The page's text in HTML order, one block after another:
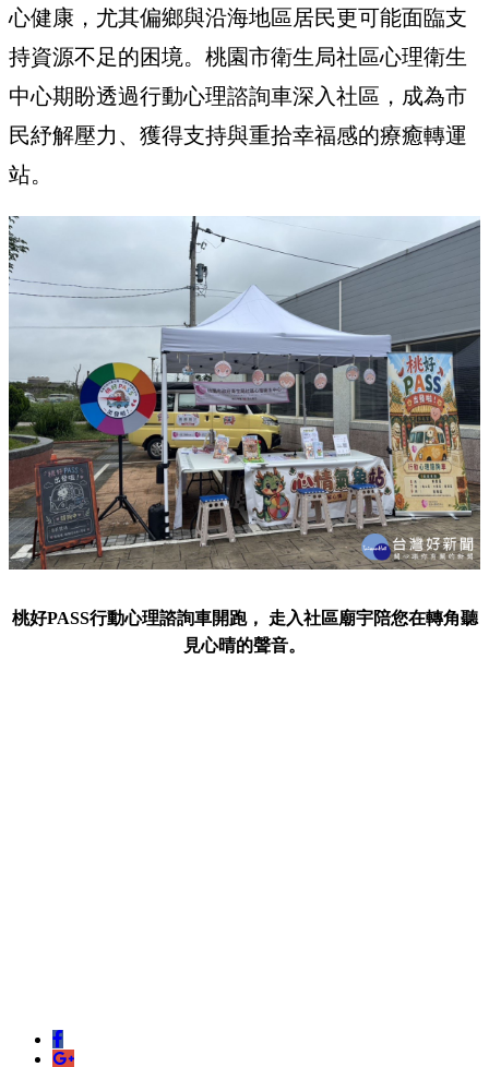
心健康，尤其偏鄉與沿海地區居民更可能面臨支
持資源不足的困境。桃園市衛生局社區心理衛生
中心期盼透過行動心理諮詢車深入社區，成為市
民紓解壓力、獲得支持與重拾幸福感的療癒轉運
站。
桃好PASS行動心理諮詢車開跑， 走入社區廟宇陪您在轉角聽
見心晴的聲音。